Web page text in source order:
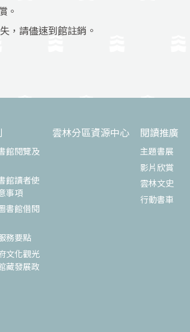
。
，請儘速到館註銷。
館閱覽及
館讀者使
事項
書館借閱
務要點
文化觀光
藏發展政
雲林分區資源中心 閱讀推廣
主題書展
影片欣賞
雲林文史
行動書車